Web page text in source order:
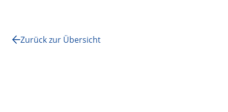
Zurück zur Übersicht